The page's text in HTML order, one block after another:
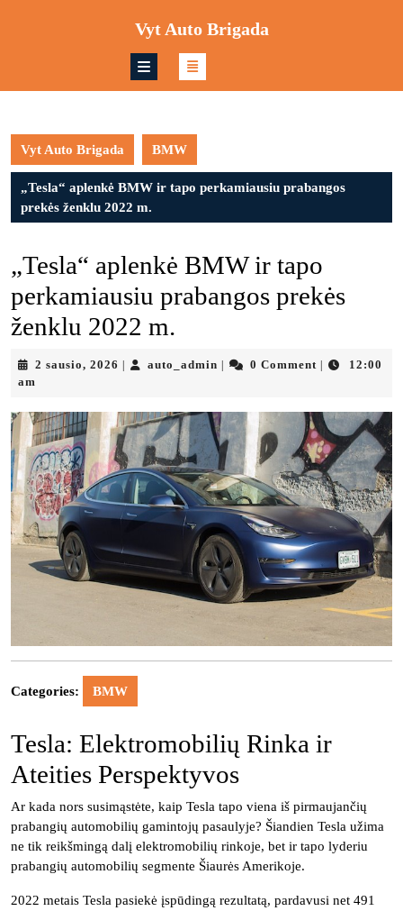
Vyt Auto Brigada
Vyt Auto Brigada BMW
„Tesla“ aplenkė BMW ir tapo perkamiausiu prabangos
prekės ženklu 2022 m.
„Tesla“ aplenkė BMW ir tapo
perkamiausiu prabangos prekės
ženklu 2022 m.
2 sausio, 2026 2
auto_admin auto_admin
0 Comment
12:00
am
Categories: BMW
Tesla: Elektromobilių Rinka ir
Ateities Perspektyvos
Ar kada nors susimąstėte, kaip Tesla tapo viena iš pirmaujančių
prabangių automobilių gamintojų pasaulyje? Šiandien Tesla užima
ne tik reikšmingą dalį elektromobilių rinkoje, bet ir tapo lyderiu
prabangių automobilių segmente Šiaurės Amerikoje.
2022 metais Tesla pasiekė įspūdingą rezultatą, pardavusi net 491